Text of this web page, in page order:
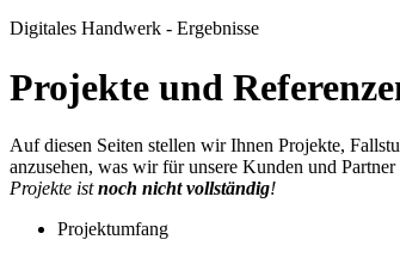
Digitales Handwerk - Ergebnisse
Projekte und
Auf diesen Seiten stellen wir Ihnen Projekte,
anzusehen, was wir für unsere Kunden und
Projekte istnoch nicht vollständig!
Projektumfang